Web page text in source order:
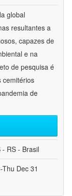
global
resultantes a
capazes de
e na
de pesquisa é
cemitérios
de
- RS - Brasil
Dec 31